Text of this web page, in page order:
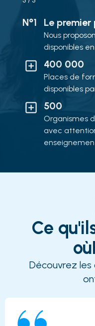
N°1 Le
Nous
disponibles
400 000
Places de
disponibles
500
Organismes
avec
Ce
Découvrez les